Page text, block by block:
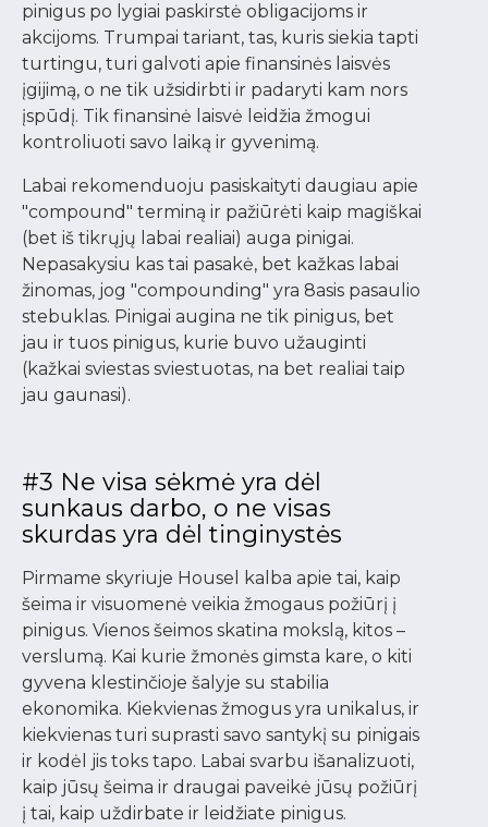
pinigus po lygiai paskirstė obligacijoms ir
akcijoms. Trumpai tariant, tas, kuris siekia tapti
turtingu, turi galvoti apie finansinės laisvės
įgijimą, o ne tik užsidirbti ir padaryti kam nors
įspūdį. Tik finansinė laisvė leidžia žmogui
kontroliuoti savo laiką ir gyvenimą.
Labai rekomenduoju pasiskaityti daugiau apie
"compound" terminą ir pažiūrėti kaip magiškai
(bet iš tikrųjų labai realiai) auga pinigai.
Nepasakysiu kas tai pasakė, bet kažkas labai
žinomas, jog "compounding" yra 8asis pasaulio
stebuklas. Pinigai augina ne tik pinigus, bet
jau ir tuos pinigus, kurie buvo užauginti
(kažkai sviestas sviestuotas, na bet realiai taip
jau gaunasi).
#3 Ne visa sėkmė yra dėl
sunkaus darbo, o ne visas
skurdas yra dėl tinginystės
Pirmame skyriuje Housel kalba apie tai, kaip
šeima ir visuomenė veikia žmogaus požiūrį į
pinigus. Vienos šeimos skatina mokslą, kitos –
verslumą. Kai kurie žmonės gimsta kare, o kiti
gyvena klestinčioje šalyje su stabilia
ekonomika. Kiekvienas žmogus yra unikalus, ir
kiekvienas turi suprasti savo santykį su pinigais
ir kodėl jis toks tapo. Labai svarbu išanalizuoti,
kaip jūsų šeima ir draugai paveikė jūsų požiūrį
į tai, kaip uždirbate ir leidžiate pinigus.